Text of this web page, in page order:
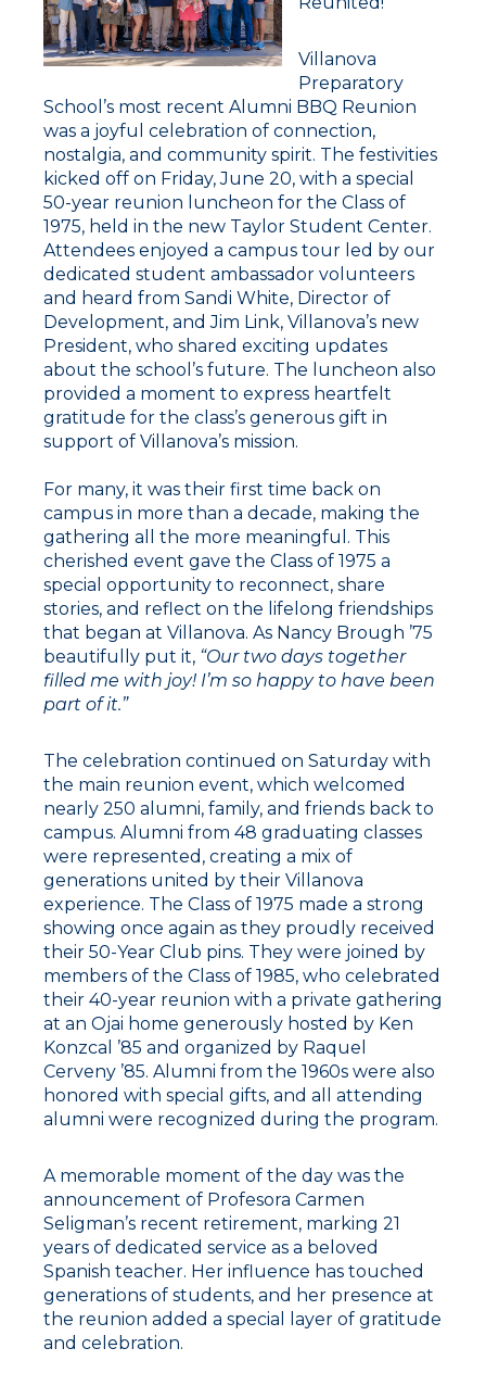
Villanova
Preparatory
School’s most recent Alumni BBQ Reunion
was a joyful celebration of connection,
nostalgia, and community spirit. The festivities
kicked off on Friday, June 20, with a special
50-year reunion luncheon for the Class of
1975, held in the new Taylor Student Center.
Attendees enjoyed a campus tour led by our
dedicated student ambassador volunteers
and heard from Sandi White, Director of
Development, and Jim Link, Villanova’s new
President, who shared exciting updates
about the school’s future. The luncheon also
provided a moment to express heartfelt
gratitude for the class’s generous gift in
support of Villanova’s mission.
For many, it was their first time back on
campus in more than a decade, making the
gathering all the more meaningful. This
cherished event gave the Class of 1975 a
special opportunity to reconnect, share
stories, and reflect on the lifelong friendships
that began at Villanova. As Nancy Brough ’75
beautifully put it, “Our two days together
filled me with joy! I’m so happy to have been
part of it.”
The celebration continued on Saturday with
the main reunion event, which welcomed
nearly 250 alumni, family, and friends back to
campus. Alumni from 48 graduating classes
were represented, creating a mix of
generations united by their Villanova
experience. The Class of 1975 made a strong
showing once again as they proudly received
their 50-Year Club pins. They were joined by
members of the Class of 1985, who celebrated
their 40-year reunion with a private gathering
at an Ojai home generously hosted by Ken
Konzcal ’85 and organized by Raquel
Cerveny ’85. Alumni from the 1960s were also
honored with special gifts, and all attending
alumni were recognized during the program.
A memorable moment of the day was the
announcement of Profesora Carmen
Seligman’s recent retirement, marking 21
years of dedicated service as a beloved
Spanish teacher. Her influence has touched
generations of students, and her presence at
the reunion added a special layer of gratitude
and celebration.